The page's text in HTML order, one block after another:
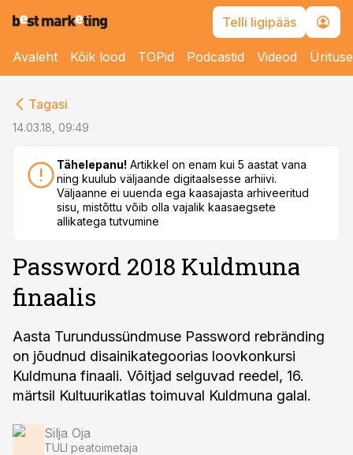
Telli ligipääs
Avaleht Kõik lood TOPid Podcastid Videod
Tagasi
14.03.18, 09:49
Tähelepanu! Artikkel on enam kui 5 aastat vana
ning kuulub väljaande digitaalsesse arhiivi.
Väljaanne ei uuenda ega kaasajasta arhiveeritud
sisu, mistõttu võib olla vajalik kaasaegsete
allikatega tutvumine
Password 2018 Kuldmuna
finaalis
Aasta Turundussündmuse Password rebränding
on jõudnud disainikategoorias loovkonkursi
Kuldmuna finaali. Võitjad selguvad reedel, 16.
märtsil Kultuurikatlas toimuval Kuldmuna galal.
Silja Oja
TULI peatoimetaja